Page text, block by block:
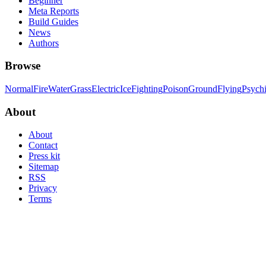
Meta Reports
Build Guides
News
Authors
Browse
NormalFireWaterGrassElectricIceFightingPoisonGroundFlying
About
About
Contact
Press kit
Sitemap
RSS
Privacy
Terms